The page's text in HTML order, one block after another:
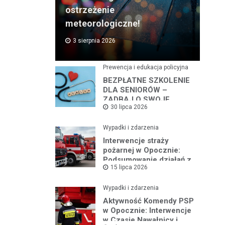
ostrzeżenie
meteorologiczne!
3 sierpnia 2026
Prewencja i edukacja policyjna
BEZPŁATNE SZKOLENIE
DLA SENIORÓW –
ZADBAJ O SWOJE
BEZPIECZEŃSTWO
30 lipca 2026
Wypadki i zdarzenia
Interwencje straży
pożarnej w Opocznie:
Podsumowanie działań z
lipca 2026 roku
15 lipca 2026
Wypadki i zdarzenia
Aktywność Komendy PSP
w Opocznie: Interwencje
w Czasie Nawałnicy i